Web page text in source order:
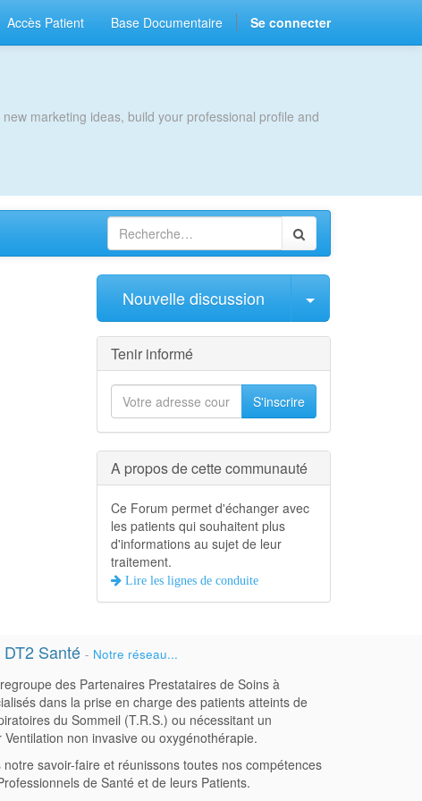
Accès Patient Base Documentaire Se connecter
marketing ideas, build your professional profile and
Nouvelle discussion Sélectionner
Tenir informé
S'inscrire
A propos de cette communauté
Ce Forum permet d'échanger avec
les patients qui souhaitent plus
d'informations au sujet de leur
traitement.
Lire les lignes de conduite
Santé - Notre réseau...
des Partenaires Prestataires de Soins à
dans la prise en charge des patients atteints de
du Sommeil (T.R.S.) ou nécessitant un
non invasive ou oxygénothérapie.
notre savoir-faire et réunissons toutes nos compétences
de Santé et de leurs Patients.